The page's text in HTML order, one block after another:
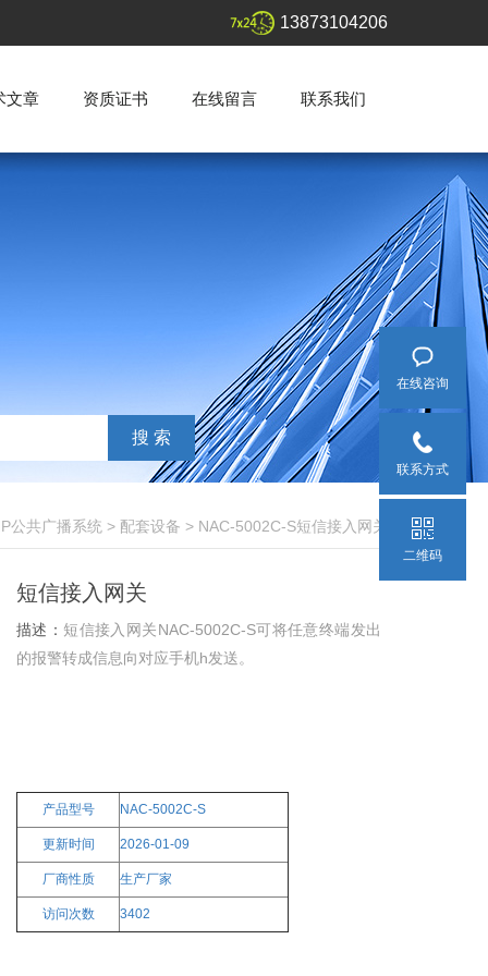
13873104206
文章 资质证书 在线留言 联系我们
公共广播系统 > 配套设备 > NAC-5002C-S短信接入网关
短信接入网关
描述： 短信接入网关NAC-5002C-S可将任意终端发出
的报警转成信息向对应手机h发送。
产品型号 NAC-5002C-S
更新时间 2026-01-09
厂商性质 生产厂家
访问次数 3402
在线咨询
联系方式
二维码